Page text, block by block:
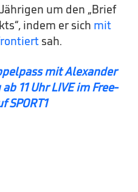
um den „Brief
indem er sich mit
sah.
mit Alexander
11 Uhr LIVE im Free-
SPORT1